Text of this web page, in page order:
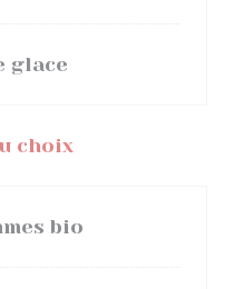
glace
choix
bio